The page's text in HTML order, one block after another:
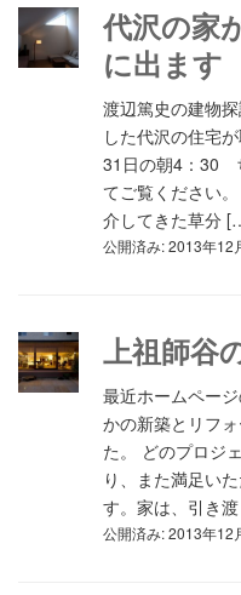
代沢の家
に出ます
渡辺篤史の建物
した代沢の住宅
31日の朝4：30
てご覧ください
介してきた草分
公開済み: 2013年12
上祖師谷
最近ホームペー
かの新築とリフ
た。 どのプロジ
り、また満足い
す。家は、引き
公開済み: 2013年12